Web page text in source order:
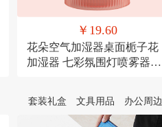
￥19.60
花朵空气加湿器桌面栀子花
加湿器 七彩氛围灯喷雾器萌
套装礼盒 文具用品 办公周边